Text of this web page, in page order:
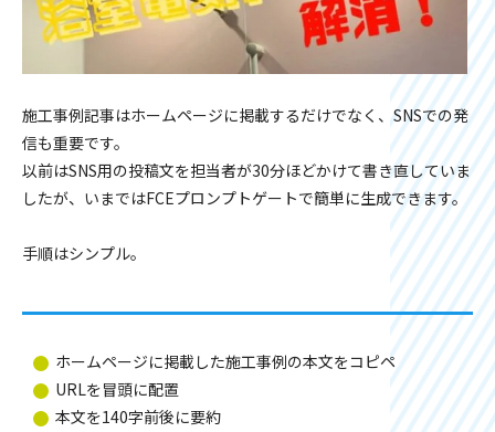
施工事例記事はホームページに掲載するだけでなく、SNSでの発
信も重要です。
以前はSNS用の投稿文を担当者が30分ほどかけて書き直していま
したが、いまではFCEプロンプトゲートで簡単に生成できます。
手順はシンプル。
ホームページに掲載した施工事例の本文をコピペ
URLを冒頭に配置
本文を140字前後に要約